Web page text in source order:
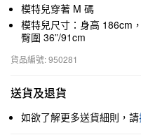
模特兒穿著 M 碼
模特兒尺寸：身高 186cm
臀圍 36”/91cm
貨品編號: 950281
送貨及退貨
如欲了解更多送貨細則，請